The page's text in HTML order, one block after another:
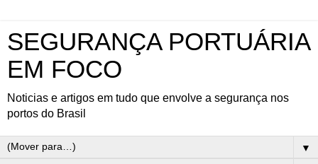
SEGURANÇA PORTUÁRIA
EM FOCO
Noticias e artigos em tudo que envolve a segurança nos
portos do Brasil
▼